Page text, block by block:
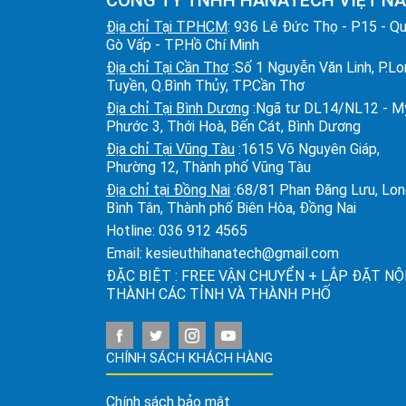
Địa chỉ Tại TPHCM: 936 Lê Đức Thọ - P15 -
Gò Vấp - TP.Hồ Chí Minh
Địa chỉ Tại Cần Thơ :Số 1 Nguyễn Văn Linh,
Tuyền, Q.Bình Thủy, TP.Cần Thơ
Địa chỉ Tại Bình Dương :Ngã tư DL14/NL12 -
Phước 3, Thới Hoà, Bến Cát, Bình Dương
Địa chỉ Tại Vũng Tàu :1615 Võ Nguyên Giáp,
Phường 12, Thành phố Vũng Tàu
Địa chỉ tại Đồng Nai :68/81 Phan Đăng Lưu,
Bình Tân, Thành phố Biên Hòa, Đồng Nai
Hotline: 036 912 4565
Email: kesieuthihanatech@gmail.com
ĐẶC BIỆT : FREE VẬN CHUYỂN + LẮP ĐẶT
THÀNH CÁC TỈNH VÀ THÀNH PHỐ
CHÍNH SÁCH KHÁCH HÀNG
Chính sách bảo mật